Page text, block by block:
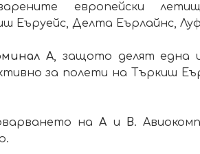
европейски
Делта Еърлайнс,
А, защото делят една
за полети на Търкиш
наА и B.